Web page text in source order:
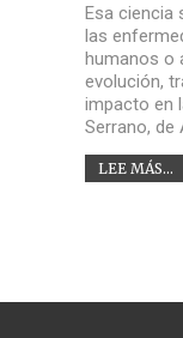
Esa ciencia
las
humanos o
evolución,
impacto en
Serrano, de
LEE MÁS...